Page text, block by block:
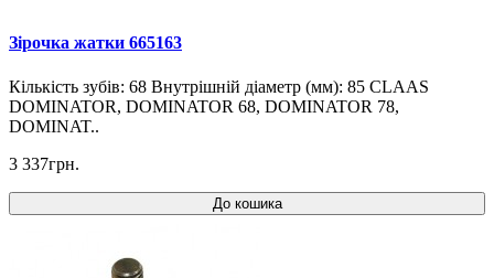
Зірочка жатки 665163
Кількість зубів: 68 Внутрішній діаметр (мм): 85 CLAAS
DOMINATOR, DOMINATOR 68, DOMINATOR 78,
DOMINAT..
3 337грн.
До кошика